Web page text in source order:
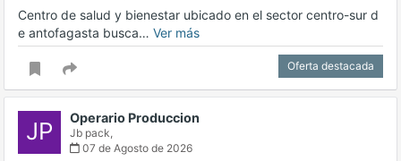
Centro de salud y bienestar ubicado en el sector centro-sur d
e antofagasta busca… Ver más
Oferta destacada
JP Operario Produccion
Jb pack,
07 de Agosto de 2026